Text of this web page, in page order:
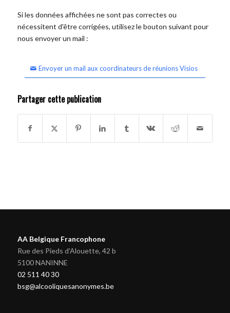
Si les données affichées ne sont pas correctes ou
nécessitent d'être corrigées, utilisez le bouton suivant pour
nous envoyer un mail :
Envoyer un mail aux coordinateurs de réunions Visios
Partager cette publication
AA Belgique Francophone
Rue des Pieds d'Alouette, 42 b
5100 NANINNE
02 511 40 30
bsg@alcooliquesanonymes.be